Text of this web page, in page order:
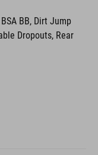
BB, Dirt Jump
Dropouts, Rear